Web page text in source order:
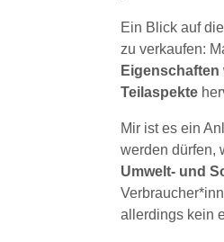
Ein Blick auf
zu verkaufen:
Eigenschaften
Teilaspekte
Mir ist es ein
werden dürfen,
Umwelt- und
allerdings kein